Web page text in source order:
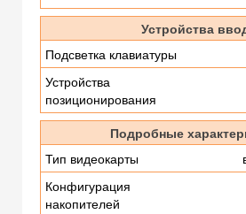
Устройства
Подсветка клавиатуры
Устройства
позиционирования
Подробные
Тип видеокарты
Конфигурация
накопителей